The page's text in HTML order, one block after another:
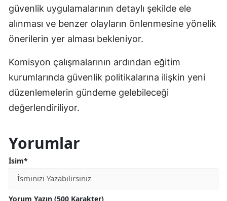
güvenlik uygulamalarının detaylı şekilde ele
alınması ve benzer olayların önlenmesine yönelik
önerilerin yer alması bekleniyor.
Komisyon çalışmalarının ardından eğitim
kurumlarında güvenlik politikalarına ilişkin yeni
düzenlemelerin gündeme gelebileceği
değerlendiriliyor.
Yorumlar
İsim*
Yorum Yazın (500 Karakter)